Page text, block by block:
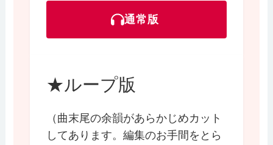
通常版
★ループ版
（曲末尾の余韻があらかじめカット
してあります。編集のお手間をとら